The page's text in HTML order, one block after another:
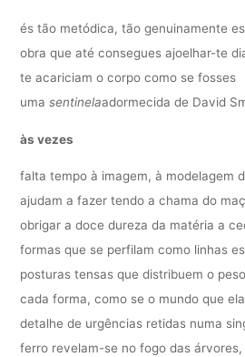
és tão metódica, tão genuinamente
obra que até consegues ajoelhar-te
te acariciam o corpo como se fosses
uma sentinelaadormecida de David
às vezes
falta tempo à imagem, à modelagem
ajudam a fazer tendo a chama do
obrigar a doce dureza da matéria a
formas que se perfilam como linhas
posturas tensas que distribuem o
cada forma, como se o mundo que
detalhe de urgências retidas numa
ferro revelam-se no fogo das